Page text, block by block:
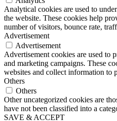
Analytical cookies are used to
the website. These cookies help
number of visitors, bounce rate,
Advertisement
Advertisement
Advertisement cookies are used to
and marketing campaigns. These
websites and collect information to
Others
Others
Other uncategorized cookies are
have not been classified into a
SAVE & ACCEPT